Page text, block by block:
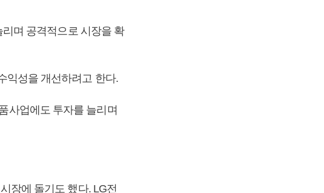
며 공격적으로 시장을 확
익성을 개선하려고 한다.
사업에도 투자를 늘리며
장에 돌기도 했다. LG전